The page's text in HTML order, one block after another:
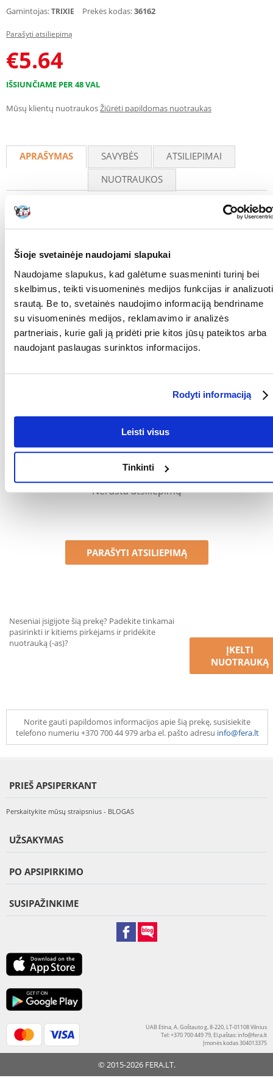
Šioje svetainėje naudojami slapukai
Naudojame slapukus, kad galėtume suasmeninti turinį bei
skelbimus, teikti visuomeninės medijos funkcijas ir analizuoti
srautą. Be to, svetainės naudojimo informaciją bendriname
su visuomeninės medijos, reklamavimo ir analizės
partneriais, kurie gali ją pridėti prie kitos jūsų pateiktos arba
naudojant paslaugas surinktos informacijos.
Rodyti informaciją
Leisti visus
Tinkinti
Gamintojas:TRIXIE Prekės kodas:36162
Parašyti atsiliepimą
€5.64
IŠSIUNČIAME PER 48 VAL
Mūsų klientų nuotraukosŽiūrėti papildomas nuotraukas
APRAŠYMAS SAVYBĖS
ATSILIEPIMAI
NUOTRAUKOS
TRIXIE Nagų kirpimo giljotina 14 cm
Giljotininio tipo nagų kirptuvas šunims ir katėms.
gyvūnų letenų priežiūrai. Plastikinė rankena su guminiu-metalo įdėklu
naudojamas įrankis padeda palaikyti Jūsų augintinio nagus idealios
būklės.
Parametrai
GAMINTOJAS: TRIXIE
įsigijo. Žvaigždučių įvertinimas yra visų įvertinimų vidurkis.
atsiliepimus.
Nerasta atsiliepimų
PARAŠYTI ATSILIEPIMĄ
Neseniai įsigijote šią prekę? Padėkite tinkamai
pasirinkti ir kitiems pirkėjams ir pridėkite
nuotrauką (-as)?
ĮKELTI
NUOTRAUKĄ
Norite gauti papildomos informacijos apie šią prekę, susisiekite
telefono numeriu +370 700 44 979 arba el. pašto adresu info@fera.lt
PRIEŠ APSIPERKANT
Perskaitykite mūsų straipsnius - BLOGAS
UŽSAKYMAS
PO APSIPIRKIMO
SUSIPAŽINKIME
UAB Etina, A. Goštauto g. 8-220, LT-01108 Vilnius
Tel: +370 700 449 79, El.paštas:info@fera.lt
Įmonės kodas 304013375
© 2015-2026 FERA.LT.